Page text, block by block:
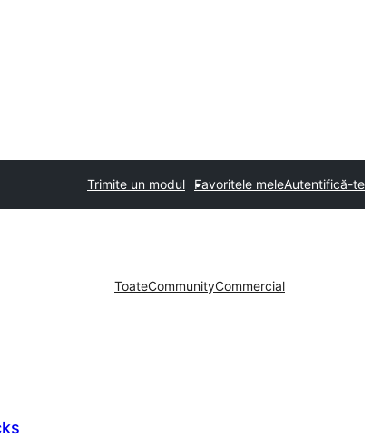
Trimite un modul Favoritele meleAutentifică-te
ToateCommunityCommercial